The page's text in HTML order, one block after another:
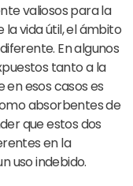
valiosos para la
vida útil, el ámbito
En algunos
tanto a la
esos casos es
absorbentes de
que estos dos
en la
uso indebido.